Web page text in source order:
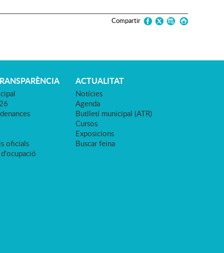
Compartir
oficials
ACTUALITAT
Notícies
Agenda
Butlletí municipal (ATR)
Cursos
Exposicions
Buscar feina